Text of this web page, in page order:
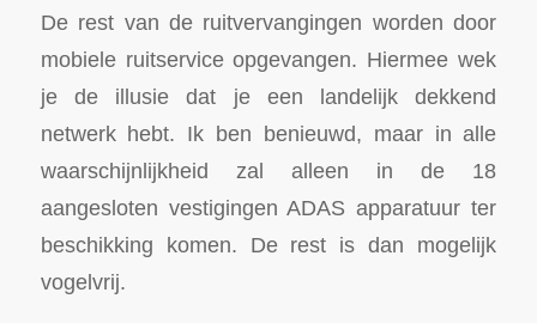
De rest van de ruitvervangingen worden door
mobiele ruitservice opgevangen. Hiermee wek
je de illusie dat je een landelijk dekkend
netwerk hebt. Ik ben benieuwd, maar in alle
waarschijnlijkheid zal alleen in de 18
aangesloten vestigingen ADAS apparatuur ter
beschikking komen. De rest is dan mogelijk
vogelvrij.